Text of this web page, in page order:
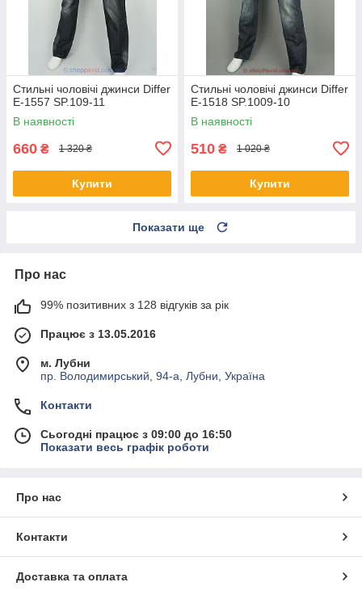
Стильні чоловічі джинси Differ
E-1557 SP.109-11
В наявності
660 ₴ 1 320 ₴
Купити
Стильні чоловічі джинси Differ
E-1518 SP.1009-10
В наявності
510 ₴ 1 020 ₴
Купити
Показати ще
Про нас
99% позитивних з 128 відгуків за рік
Працює з 13.05.2016
м. Лубни
пр. Володимирський, 94-а, Лубни, Україна
Контакти
Сьогодні працює з 09:00 до 16:50
Показати весь графік роботи
Про нас
Контакти
Доставка та оплата